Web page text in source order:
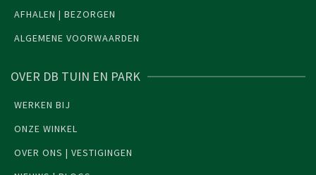
AFHALEN | BEZORGEN
ALGEMENE VOORWAARDEN
OVER DB TUIN EN PARK
WERKEN BIJ
ONZE WINKEL
OVER ONS | VESTIGINGEN